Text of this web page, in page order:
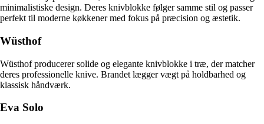
minimalistiske design. Deres knivblokke følger samme stil og passer
perfekt til moderne køkkener med fokus på præcision og æstetik.
Wüsthof
Wüsthof producerer solide og elegante knivblokke i træ, der matcher
deres professionelle knive. Brandet lægger vægt på holdbarhed og
klassisk håndværk.
Eva Solo